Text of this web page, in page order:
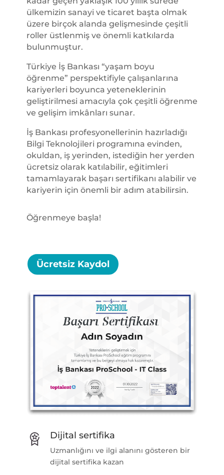
ülkemizin sanayi ve ticaret başta olmak
üzere birçok alanda gelişmesinde çeşitli
roller üstlenmiş ve önemli katkılarda
bulunmuştur.
Türkiye İş Bankası “yaşam boyu
öğrenme” perspektifiyle çalışanlarına
kariyerleri boyunca yeteneklerinin
geliştirilmesi amacıyla çok çeşitli öğrenme
ve gelişim imkânları sunar.
İş Bankası profesyonellerinin hazırladığı
Bilgi Teknolojileri programına evinden,
okuldan, iş yerinden, istediğin her yerden
ücretsiz olarak katılabilir, eğitimleri
tamamlayarak başarı sertifikanı alabilir ve
kariyerin için önemli bir adım atabilirsin.
Öğrenmeye başla!
Ücretsiz Kaydol
Dijital sertifika
Uzmanlığını ve ilgi alanını gösteren bir
dijital sertifika kazan